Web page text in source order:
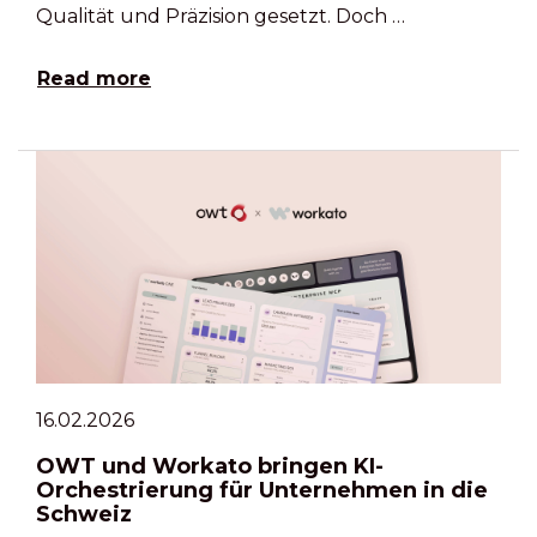
Qualität und Präzision gesetzt. Doch …
Read more
16.02.2026
OWT und Workato bringen KI-
Orchestrierung für Unternehmen in die
Schweiz